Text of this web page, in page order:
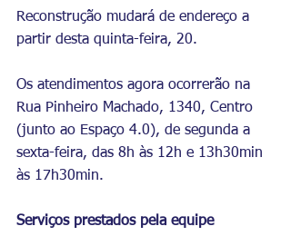
Reconstrução mudará de endereço a
partir desta quinta-feira, 20.
Os atendimentos agora ocorrerão na
Rua Pinheiro Machado, 1340, Centro
(junto ao Espaço 4.0), de segunda a
sexta-feira, das 8h às 12h e 13h30min
às 17h30min.
Serviços prestados pela equipe